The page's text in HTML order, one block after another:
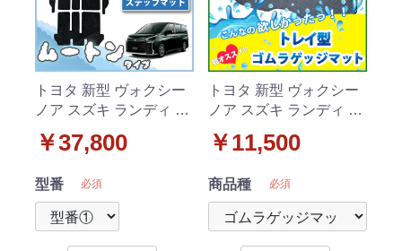
トヨタ 新型 ヴォクシー
ノア スズキ ランディ 90
系 フロアマット&幅広ス
テップマット 高級ムー
社外新品
￥37,800
型番 必須
トヨタ 新型 ヴォクシー
ノア スズキ ランディ 90
系 トレイ型 ゴムラゲッ
ジマット 防水 トランク
￥11,500
商品種 必須